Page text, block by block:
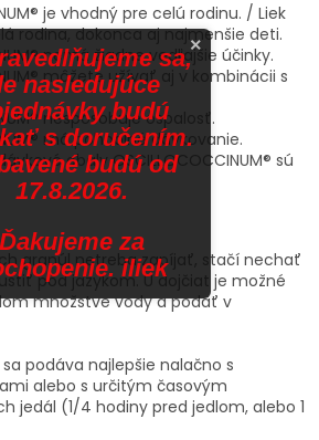
je vhodný pre celú rodinu. / Liek
rodina, dokonca aj najmenšie deti.
nemá žiadne vedľajšie účinky.
môžete užívať aj v kombinácii s
nespôsobuje ospalosť.
má pohodlné dávkovanie.
obaly OSCILLOCOCCINUM® sú
granúl netreba zapíjať, stačí nechať
pod jazykom. U dojčiat je možné
množstve vody a podať v
sa podáva najlepšie nalačno s
alebo s určitým časovým
jedál (1/4 hodiny pred jedlom, alebo 1
×
sa,
nasledujúce
budú
s doručením.
budú od
17.8.2026.
Ďakujeme za
iliek